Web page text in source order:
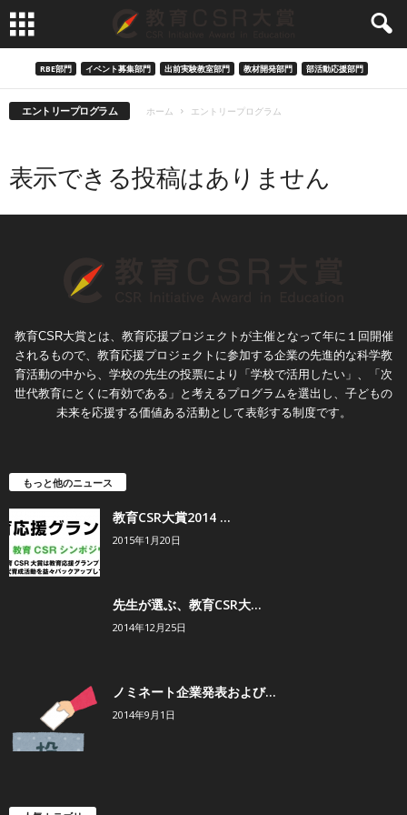
RBE部門 イベント募集部門 出前実験教室部門 教材開発部門 部活動応援部門
エントリープログラム ホーム エントリープログラム
表示できる投稿はありません
教育CSR大賞とは、教育応援プロジェクトが主催となって年に１回開催
されるもので、教育応援プロジェクトに参加する企業の先進的な科学教
育活動の中から、学校の先生の投票により「学校で活用したい」、「次
世代教育にとくに有効である」と考えるプログラムを選出し、子どもの
未来を応援する価値ある活動として表彰する制度です。
もっと他のニュース
教育CSR大賞2014 ...
2015年1月20日
先生が選ぶ、教育CSR大...
2014年12月25日
ノミネート企業発表および...
2014年9月1日